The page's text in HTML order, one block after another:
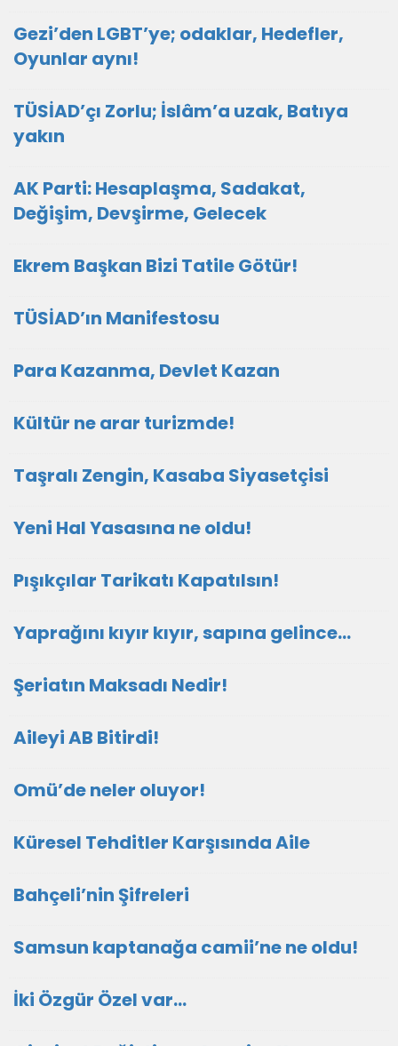
Gezi’den LGBT’ye; odaklar, Hedefler,
Oyunlar aynı!
TÜSİAD’çı Zorlu; İslâm’a uzak, Batıya
yakın
AK Parti: Hesaplaşma, Sadakat,
Değişim, Devşirme, Gelecek
Ekrem Başkan Bizi Tatile Götür!
TÜSİAD’ın Manifestosu
Para Kazanma, Devlet Kazan
Kültür ne arar turizmde!
Taşralı Zengin, Kasaba Siyasetçisi
Yeni Hal Yasasına ne oldu!
Pışıkçılar Tarikatı Kapatılsın!
Yaprağını kıyır kıyır, sapına gelince…
Şeriatın Maksadı Nedir!
Aileyi AB Bitirdi!
Omü’de neler oluyor!
Küresel Tehditler Karşısında Aile
Bahçeli’nin Şifreleri
Samsun kaptanağa camii’ne ne oldu!
İki Özgür Özel var…